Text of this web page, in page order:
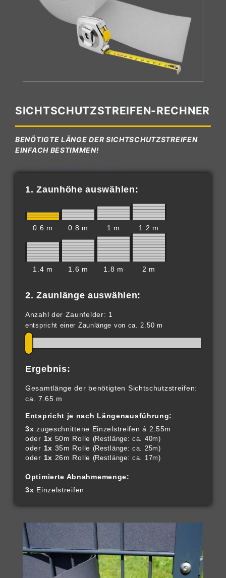
SICHTSCHUTZSTREIFEN-RECHNER
BENÖTIGTE LÄNGE DER SICHTSCHUTZSTREIFEN
EINFACH BESTIMMEN!
1. Zaunhöhe auswählen:
0.6 m 0.8 m 1 m 1.2 m
1.4 m 1.6 m 1.8 m 2 m
2. Zaunlänge auswählen:
Anzahl der Zaunfelder: 1
entspricht einer Zaunlänge von ca. 2.50 m
Ergebnis:
Gesamtlänge der benötigten Sichtschutzstreifen:
ca. 7.65 m
Entspricht je nach Längenausführung:
3x zugeschnittene Einzelstreifen á 2.55m
oder 1x 50m Rolle (Restlänge: ca. 40m)
oder 1x 35m Rolle (Restlänge: ca. 25m)
oder 1x 26m Rolle (Restlänge: ca. 17m)
Optimierte Abnahmemenge:
3x Einzelstreifen